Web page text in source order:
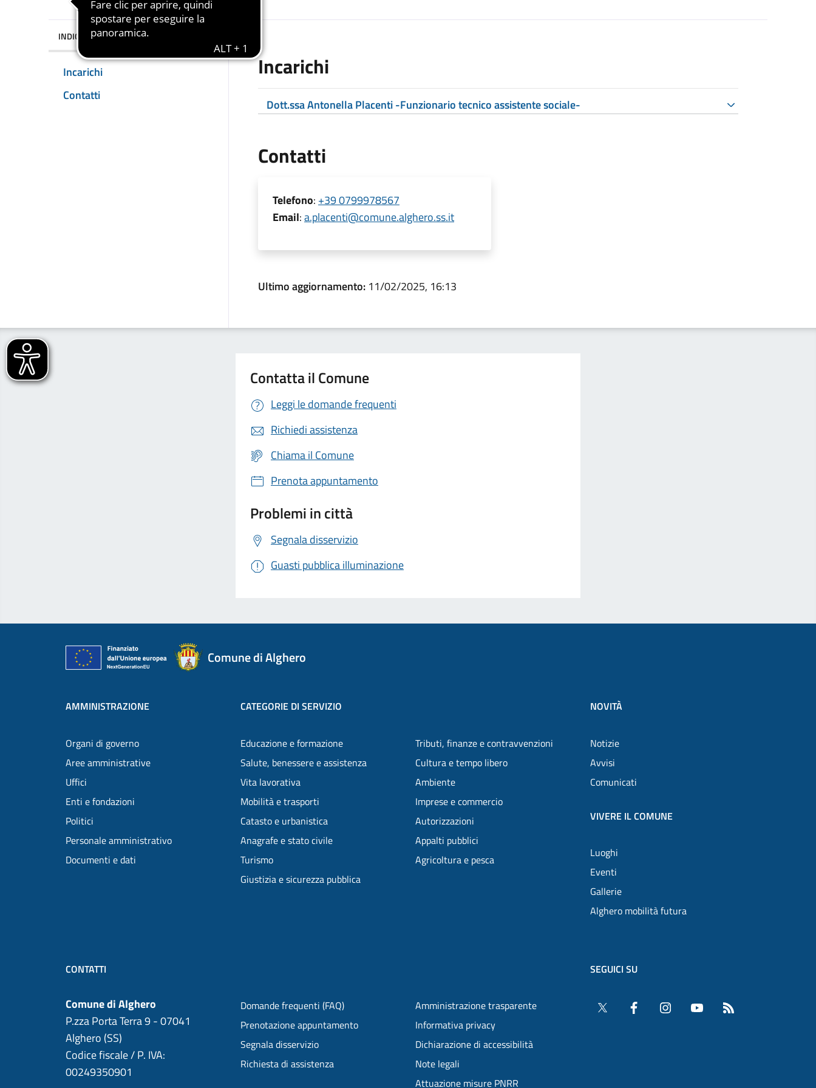
INDICE DELLA PAGINA
Incarichi
Contatti
Incarichi
Dott.ssa Antonella Placenti -Funzionario tecnico assistente sociale-
Contatti
Telefono: +39 0799978567
Email:a.placenti@comune.alghero.ss.it
Ultimo aggiornamento: 11/02/2025, 16:13
Contatta il Comune
Leggi le domande frequenti
Richiedi assistenza
Chiama il Comune
Prenota appuntamento
Problemi in città
Segnala disservizio
Guasti pubblica illuminazione
Comune di Alghero
AMMINISTRAZIONE
Organi di governo
Aree amministrative
Uffici
Enti e fondazioni
Politici
Personale amministrativo
Documenti e dati
CATEGORIE DI SERVIZIO
Educazione e formazione
Salute, benessere e assistenza
Vita lavorativa
Mobilità e trasporti
Catasto e urbanistica
Anagrafe e stato civile
Turismo
Giustizia e sicurezza pubblica
Tributi, finanze e contravvenzioni
Cultura e tempo libero
Ambiente
Imprese e commercio
Autorizzazioni
Appalti pubblici
Agricoltura e pesca
NOVITÀ
Notizie
Avvisi
Comunicati
VIVERE IL COMUNE
Luoghi
Eventi
Gallerie
Alghero mobilità futura
CONTATTI
Comune di Alghero
P.zza Porta Terra 9 - 07041
Alghero (SS)
Codice fiscale / P. IVA:
00249350901
Domande frequenti (FAQ)
Prenotazione appuntamento
Segnala disservizio
Richiesta di assistenza
Amministrazione trasparente
Informativa privacy
Dichiarazione di accessibilità
Note legali
Attuazione misure PNRR
SEGUICI SU
Twitter Facebook InstagramYouTube